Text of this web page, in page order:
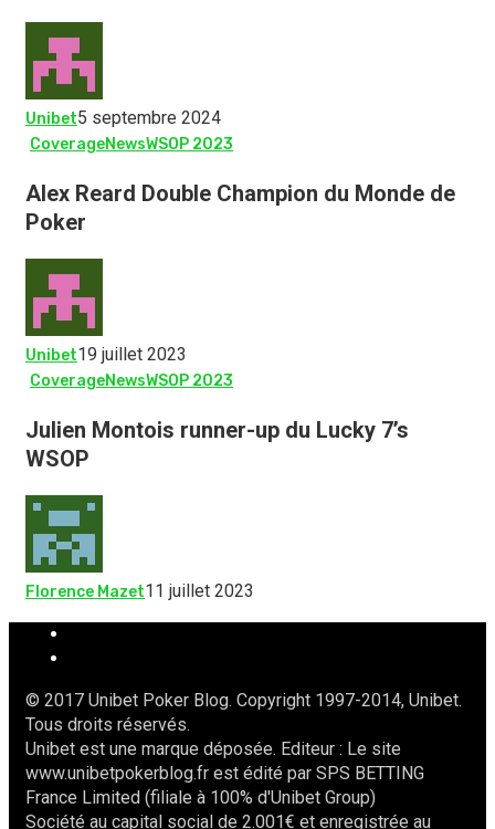
Unibet5 septembre 2024
CoverageNewsWSOP 2023
Alex Reard Double Champion du Monde de
Poker
Unibet19 juillet 2023
CoverageNewsWSOP 2023
Julien Montois runner-up du Lucky 7’s
WSOP
Florence Mazet11 juillet 2023
© 2017 Unibet Poker Blog. Copyright 1997-2014, Unibet.
Tous droits réservés.
Unibet est une marque déposée. Editeur : Le site
www.unibetpokerblog.fr est édité par SPS BETTING
France Limited (filiale à 100% d'Unibet Group)
Société au capital social de 2.001€ et enregistrée au